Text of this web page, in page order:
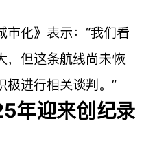
市化》表示：“我们看
，但这条航线尚未恢
极进行相关谈判。”
年迎来创纪录